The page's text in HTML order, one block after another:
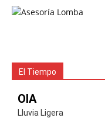
El Tiempo
OIA
Lluvia Ligera